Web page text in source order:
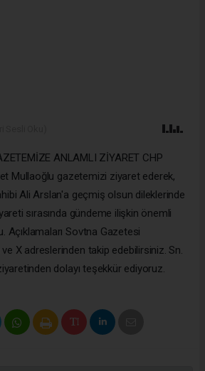
ANLAMLI ZİYARET CHP
Mullaoğlu gazetemizi ziyaret ederek,
Ali Arslan'a geçmiş olsun dileklerinde
sırasında gündeme ilişkin önemli
Açıklamaları Sovtna Gazetesi
X adreslerinden takip edebilirsiniz. Sn.
dolayı teşekkür ediyoruz.